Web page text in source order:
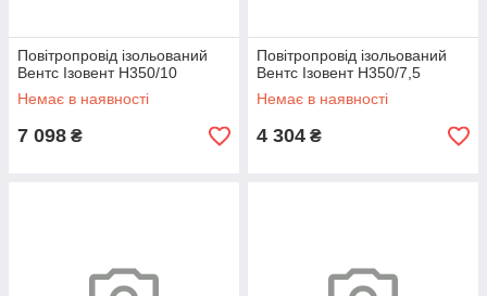
Повітропровід ізольований
Вентс Ізовент Н350/10
Немає в наявності
7 098 ₴
Повітропровід ізольований
Вентс Ізовент Н350/7,5
Немає в наявності
4 304 ₴